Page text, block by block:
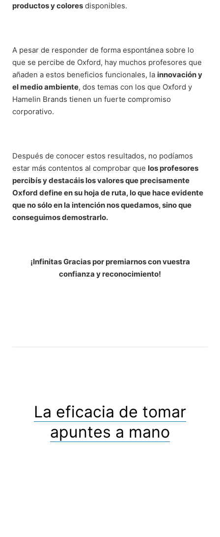
productos y colores disponibles.
A pesar de responder de forma espontánea sobre lo
que se percibe de Oxford, hay muchos profesores que
añaden a estos beneficios funcionales, la innovación y
el medio ambiente, dos temas con los que Oxford y
Hamelin Brands tienen un fuerte compromiso
corporativo.
Después de conocer estos resultados, no podíamos
estar más contentos al comprobar que los profesores
percibís y destacáis los valores que precisamente
Oxford define en su hoja de ruta, lo que hace evidente
que no sólo en la intención nos quedamos, sino que
conseguimos demostrarlo.
¡Infinitas Gracias por premiarnos con vuestra
confianza y reconocimiento!
La eficacia de tomar
apuntes a mano